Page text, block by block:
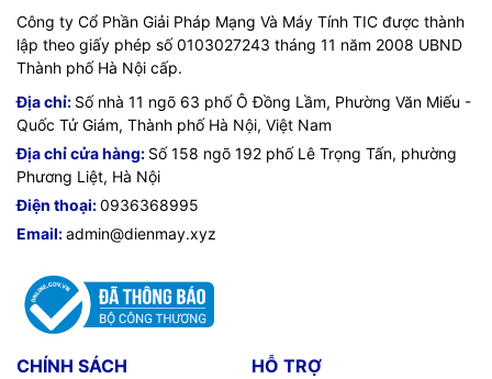
Kết nối dễ dàng
Công ty Cổ Phần Giải Pháp Mạng Và Máy Tính TIC được thành
lập theo giấy phép số 0103027243 tháng 11 năm 2008 UBND
Thành phố Hà Nội cấp.
Địa chỉ: Số nhà 11 ngõ 63 phố Ô Đồng Lầm, Phường Văn Miếu -
Quốc Tử Giám, Thành phố Hà Nội, Việt Nam
Địa chỉ cửa hàng: Số 158 ngõ 192 phố Lê Trọng Tấn, phường
Phương Liệt, Hà Nội
Điện thoại:0936368995
Email:admin@dienmay.xyz
CHÍNH SÁCH HỖ TRỢ